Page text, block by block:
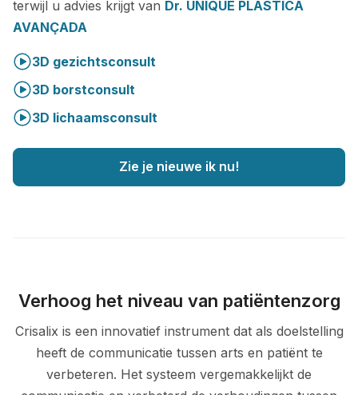
terwijl u advies krijgt van Dr. UNIQUE PLÁSTICA
AVANÇADA
3D gezichtsconsult
3D borstconsult
3D lichaamsconsult
Zie je nieuwe ik nu!
Verhoog het niveau van patiëntenzorg
Crisalix is een innovatief instrument dat als doelstelling
heeft de communicatie tussen arts en patiënt te
verbeteren. Het systeem vergemakkelijkt de